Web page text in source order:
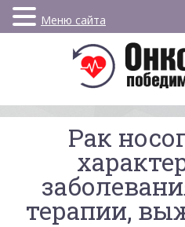
Рак
терапии,
Меню сайта